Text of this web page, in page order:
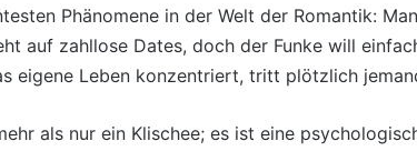
Phänomene in der Welt der Romantik:
auf zahllose Dates, doch der Funke will
eigene Leben konzentriert, tritt plötzlich
als nur ein Klischee; es ist eine